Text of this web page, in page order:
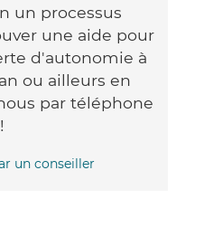
un processus
une aide pour
d'autonomie à
ou ailleurs en
par téléphone
!
un conseiller